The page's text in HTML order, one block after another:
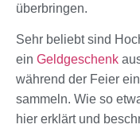
überbringen.
Sehr beliebt sind
ein Geldgeschenk
während der Feier
sammeln. Wie so
hier erklärt und